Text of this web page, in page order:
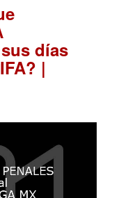
días
|